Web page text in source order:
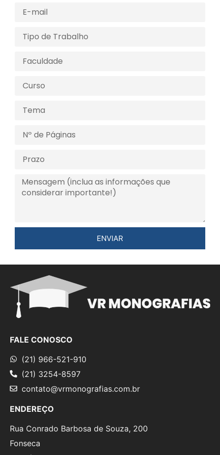
ENVIAR
FALE CONOSCO
(21) 966-521-910
(21) 3254-8597
contato@vrmonografias.com.br
ENDEREÇO
Rua Conrado Barbosa de Souza, 200
Fonseca